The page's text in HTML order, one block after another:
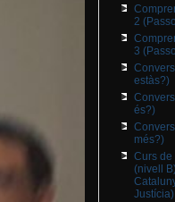
2
3
estàs?)
és?)
més?)
Curs
(nivell
Justícia)